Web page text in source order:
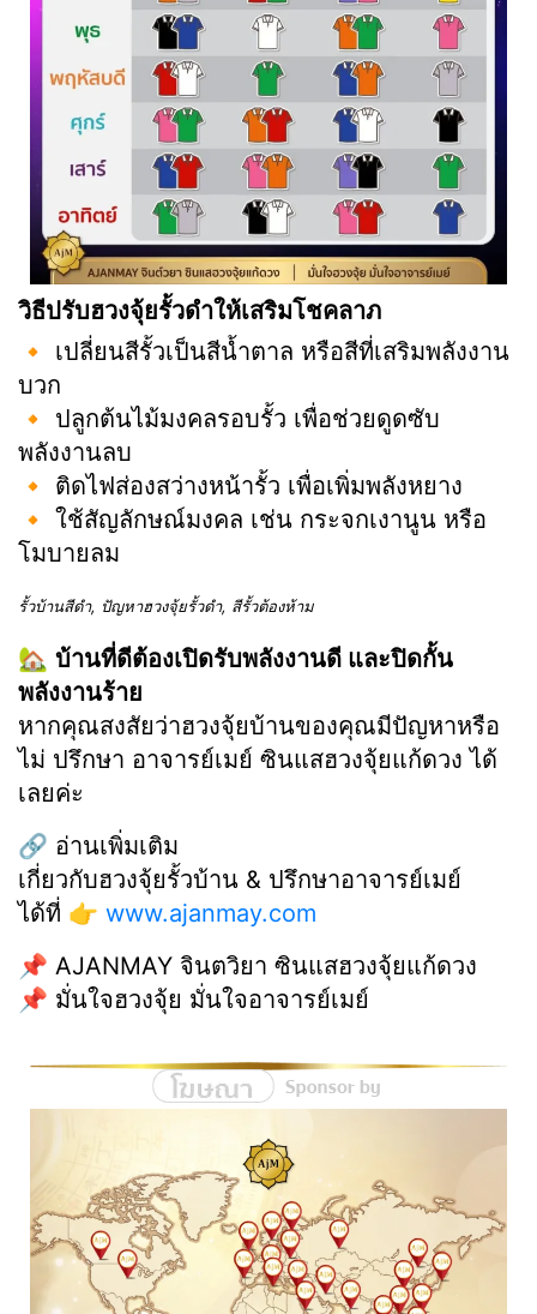
วิธีปรับฮวงจุ้ยรั้วดำให้เสริมโชคลาภ
🔸 เปลี่ยนสีรั้วเป็นสีน้ำตาล หรือสีที่เสริมพลังงาน
บวก
🔸 ปลูกต้นไม้มงคลรอบรั้ว เพื่อช่วยดูดซับ
พลังงานลบ
🔸 ติดไฟส่องสว่างหน้ารั้ว เพื่อเพิ่มพลังหยาง
🔸 ใช้สัญลักษณ์มงคล เช่น กระจกเงานูน หรือ
โมบายลม
รั้วบ้านสีดำ, ปัญหาฮวงจุ้ยรั้วดำ, สีรั้วต้องห้าม
🏡 บ้านที่ดีต้องเปิดรับพลังงานดี และปิดกั้น
พลังงานร้าย
หากคุณสงสัยว่าฮวงจุ้ยบ้านของคุณมีปัญหาหรือ
ไม่ ปรึกษา อาจารย์เมย์ ซินแสฮวงจุ้ยแก้ดวง ได้
เลยค่ะ
🔗 อ่านเพิ่มเติม
เกี่ยวกับฮวงจุ้ยรั้วบ้าน & ปรึกษาอาจารย์เมย์
ได้ที่ 👉 www.ajanmay.com
📌 AJANMAY จินตวิยา ซินแสฮวงจุ้ยแก้ดวง
📌 มั่นใจฮวงจุ้ย มั่นใจอาจารย์เมย์